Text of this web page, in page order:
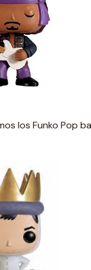
los Funko Pop